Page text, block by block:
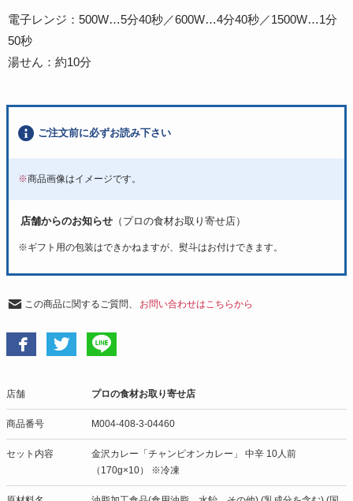
電子レンジ：500W…5分40秒／600W…4分40秒／1500W…1分
50秒
湯せん：約10分
ご注文前に必ずお読み下さい
※商品画像はイメージです。
店舗からのお知らせ （プロの食材お取り寄せ店）
※ギフト用の包装はできかねますが、熨斗はお付けできます。
この商品に関するご質問、 お問い合わせはこちらから
店舗 プロの食材お取り寄せ店
商品番号 M004-408-3-04460
セット内容
金沢カレー「チャンピオンカレー」 中辛 10人前
（170g×10） ※冷凍